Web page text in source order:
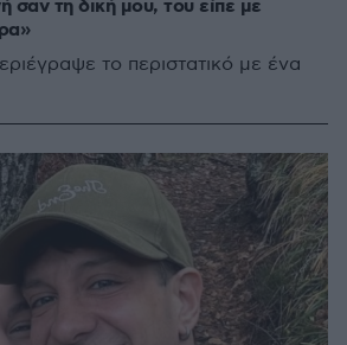
τη δική μου, του είπε με
το περιστατικό με ένα